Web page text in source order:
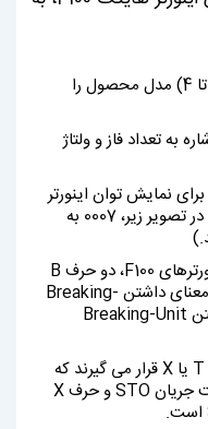
چهار کاراکتر سمت چپ (رقم 1 تا 4) مدل محصول را
بعدی (رقم 5 و 6) اشاره به تعداد فاز و ولتاژ
رقم بعدی (رقم 7 تا 10) برای نمایش توان اینورتر
استفاده می شود.(به طور مثال در تصویر زیر، 0007 به
در کاراکتر یازدهم کدگذاری اینورترهای F100، دو حرف B
یا X قرار می گیرند. حرفB به معنای داشتن Breaking-
Unit و حرف X به معنای نداشتن Breaking-Unit
در کاراکتر دوازدهم نیز دو حرف T یا X قرار می گیرند که
حرف T به معنای داشتن قابلیت جریان STO و حرف X